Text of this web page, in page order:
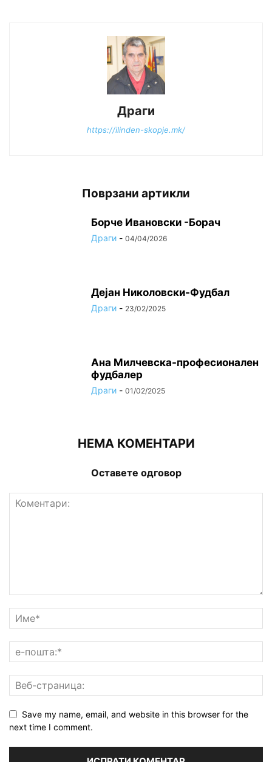
Драги
https://ilinden-skopje.mk/
Поврзани артикли
Борче Ивановски -Борач
Драги - 04/04/2026
Дејан Николовски-Фудбал
Драги - 23/02/2025
Ана Милчевска-професионален
фудбалер
Драги - 01/02/2025
НЕМА КОМЕНТАРИ
Оставете одговор
Save my name, email, and website in this browser for the
next time I comment.